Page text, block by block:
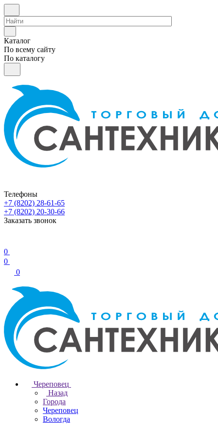
Каталог
По всему сайту
По каталогу
Телефоны
+7 (8202) 28‑61-65
+7 (8202) 20‑30-66
Заказать звонок
0
0
0
Череповец
Назад
Города
Череповец
Вологда